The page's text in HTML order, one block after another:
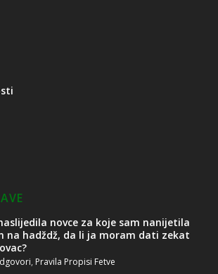
novce za koje sam nanijetila
na hadždž, da li ja moram dati zekat
, Pravila Propisi Fetve